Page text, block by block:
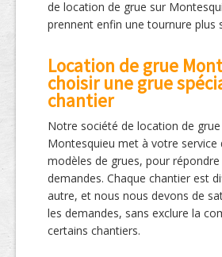
de location de grue sur
prennent enfin une tournure plus
Location de grue
choisir une grue
chantier
Notre société de location de
Montesquieu met à votre service
modèles de grues, pour
demandes. Chaque chantier est
autre, et nous nous devons de
les demandes, sans exclure la
certains chantiers.